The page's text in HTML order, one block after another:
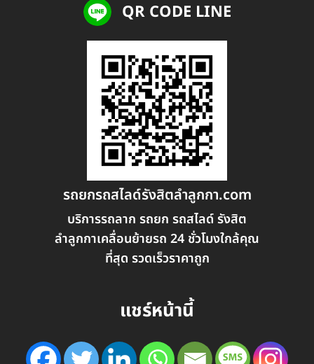
QR CODE LINE
รถยกรถสไลด์รังสิตลําลูกกา.com
บริการรถลาก รถยก รถสไลด์ รังสิต
ลำลูกกาเคลื่อนย้ายรถ 24 ชั่วโมงใกล้คุณ
ที่สุด รวดเร็วราคาถูก
แชร์หน้านี้